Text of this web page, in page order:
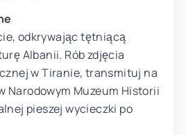
odkrywając tętniącą
Albanii. Rób zdjęcia
w Tiranie, transmituj na
Narodowym Muzeum Historii
pieszej wycieczki po